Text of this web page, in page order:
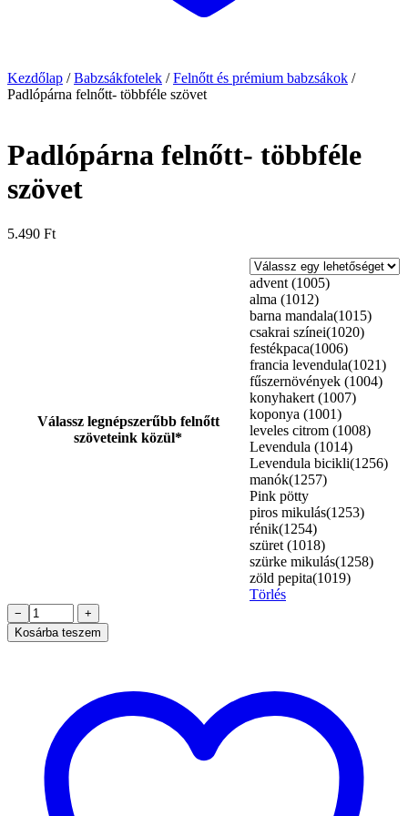
Kezdőlap /Babzsákfotelek /Felnőtt és prémium babzsákok /
Padlópárna felnőtt- többféle szövet
Padlópárna felnőtt- többféle
szövet
5.490 Ft
Válassz legnépszerűbb felnőtt
szöveteink közül*
advent (1005)
alma (1012)
barna mandala(1015)
csakrai színei(1020)
festékpaca(1006)
francia levendula(1021)
fűszernövények (1004)
konyhakert (1007)
koponya (1001)
leveles citrom (1008)
Levendula (1014)
Levendula bicikli(1256)
manók(1257)
Pink pötty
piros mikulás(1253)
rénik(1254)
szüret (1018)
szürke mikulás(1258)
zöld pepita(1019)
Törlés
Padlópárna
felnőtt-
többféle
−
+
Kosárba teszem